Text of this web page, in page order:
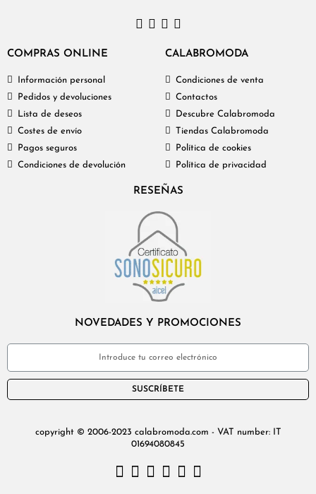
COMPRAS ONLINE
Información personal
Pedidos y devoluciones
Lista de deseos
Costes de envío
Pagos seguros
Condiciones de devolución
CALABROMODA
Condiciones de venta
Contactos
Descubre Calabromoda
Tiendas Calabromoda
Política de cookies
Política de privacidad
RESEÑAS
NOVEDADES Y PROMOCIONES
SUSCRÍBETE
copyright © 2006-2023 calabromoda.com - VAT number: IT
01694080845